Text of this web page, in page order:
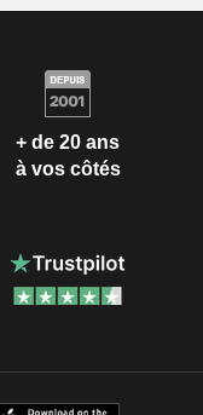
+ de 20 ans
à vos côtés